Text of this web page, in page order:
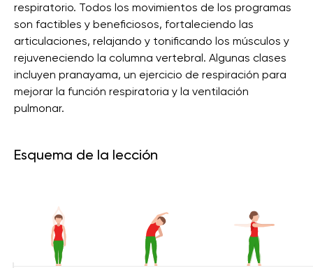
respiratorio. Todos los movimientos de los programas
son factibles y beneficiosos, fortaleciendo las
articulaciones, relajando y tonificando los músculos y
rejuveneciendo la columna vertebral. Algunas clases
incluyen pranayama, un ejercicio de respiración para
mejorar la función respiratoria y la ventilación
pulmonar.
Esquema de la lección